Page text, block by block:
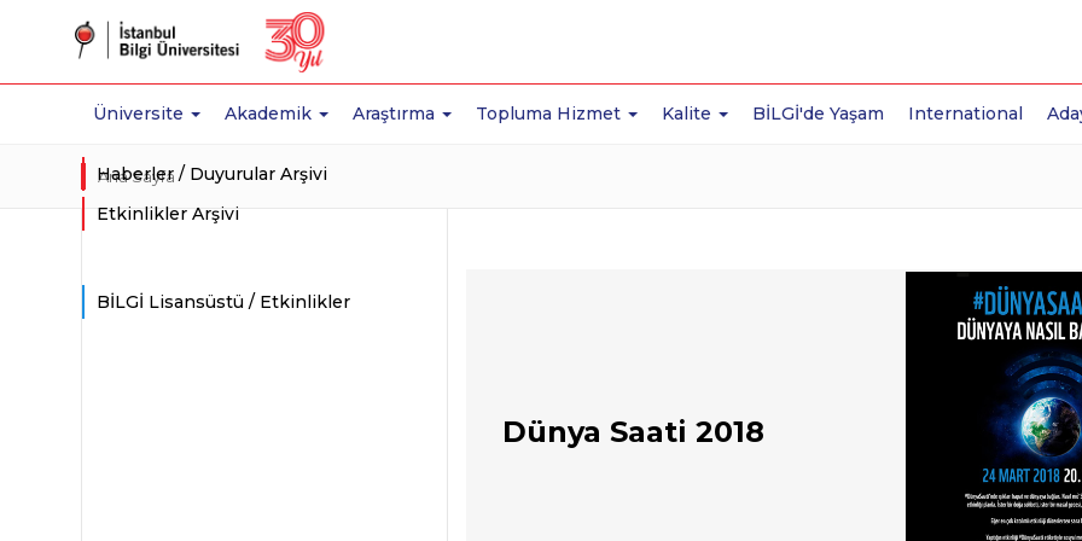
Üniversite Akademik Araştırma Topluma Hizmet Kalite BİLGİ'de Yaşam International
Ana Sayfa
Haberler / Duyurular Arşivi
Etkinlikler Arşivi
BİLGİ Lisansüstü / Etkinlikler
Dünya Saati 2018